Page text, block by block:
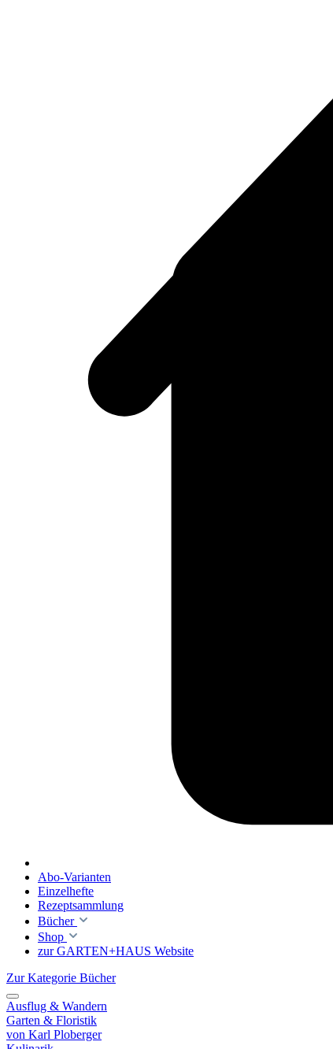
Abo-Varianten
Einzelhefte
Rezeptsammlung
Bücher
Shop
zur GARTEN+HAUS Website
Zur Kategorie Bücher
Ausflug & Wandern
Garten & Floristik
von Karl Ploberger